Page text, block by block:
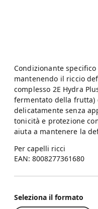
Condizionante
mantenendo il riccio
complesso 2E Hydra
fermentato della frutta)
delicatamente senza
tonicità e protezione
aiuta a mantenere la
Per capelli ricci
EAN: 8008277361680
Seleziona il formato